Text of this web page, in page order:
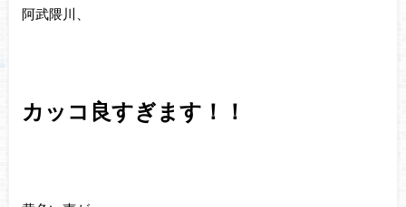
阿武隈川、
カッコ良すぎます！！